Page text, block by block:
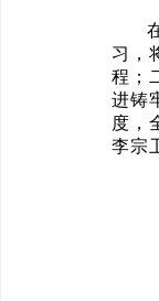
习，
程；
进铸
度，
李宗